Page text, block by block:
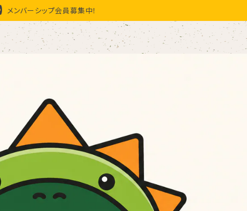
メンバーシップ会員募集中！